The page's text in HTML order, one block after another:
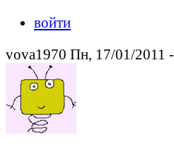
войти
vova1970 Пн, 17/01/2011